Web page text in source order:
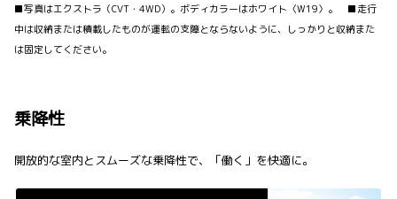
■写真はエクストラ（CVT・4WD）。ボディカラーはホワイト〈W19〉。 ■走行
中は収納または積載したものが運転の支障とならないように、しっかりと収納また
は固定してください。
乗降性
開放的な室内とスムーズな乗降性で、「働く」を快適に。